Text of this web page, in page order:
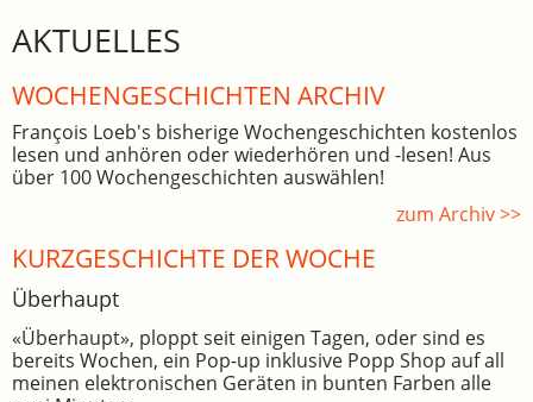
AKTUELLES
WOCHEN­GE­SCHICHTEN ARCHIV
François Loeb's bisherige Wochengeschichten kostenlos
lesen und anhören oder wiederhören und -lesen! Aus
über 100 Wochengeschichten auswählen!
zum Archiv >>
KURZGESCHICHTE DER WOCHE
Überhaupt
«Überhaupt», ploppt seit einigen Tagen, oder sind es
bereits Wochen, ein Pop-up inklusive Popp Shop auf all
meinen elektronischen Geräten in bunten Farben alle